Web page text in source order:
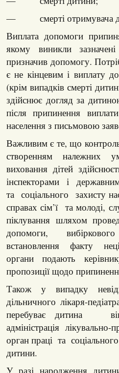
— смерті отримувача
Виплата допомоги
якому виникли
призначив допомогу.
є не кінцевим і виплату
(крім випадків смерті
здійснює догляд за
після припинення
населення з письмовою
Важливим є те, що
створенням належних
виховання дітей
інспекторами і
та соціального захисту
справах сім’ї та молоді,
піклування шляхом
допомоги,
встановлення факту
органи подають
пропозиції щодо
Також у випадку
дільничного лікаря-
перебуває
адміністрація
орган праці та
дитини.
У разі народження